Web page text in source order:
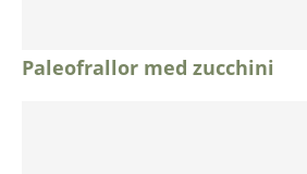
Paleofrallor med zucchini